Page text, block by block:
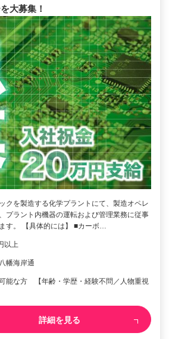
大募集！
クを製造する化学プラントにて、製造オペレ
プラント内機器の運転および管理業務に従事
す。 【具体的には】 ■カーボ…
以上
幡海岸通
能な方 【年齢・学歴・経験不問／人物重視
詳細を見る